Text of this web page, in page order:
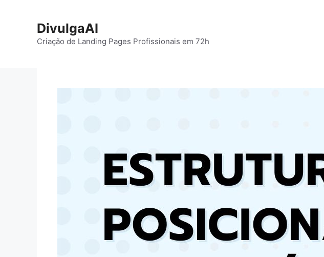
conteúdo
DivulgaAI
Criação de Landing Pages Profissionais em 72h